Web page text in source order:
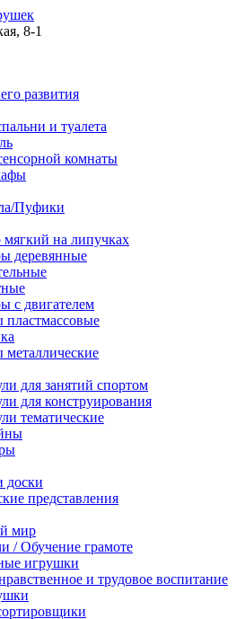
8-1
развития
и туалета
комнаты
Пуфики
мягкий на липучках
деревянные
с двигателем
пластмассовые
металлические
для занятий спортом
для конструирования
тематические
доски
представления
мир
/ Обучение грамоте
игрушки
и трудовое воспитание